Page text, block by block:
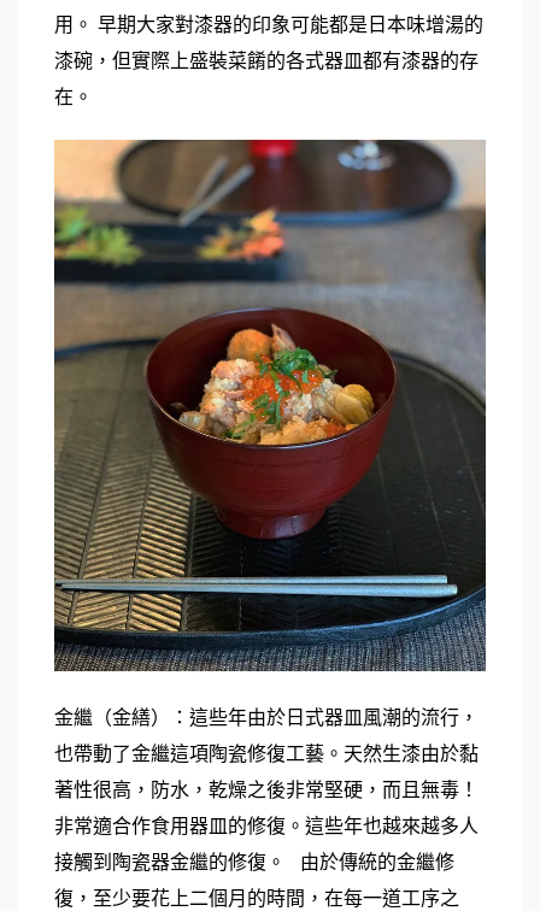
用。 早期大家對漆器的印象可能都是日本味增湯的
漆碗，但實際上盛裝菜餚的各式器皿都有漆器的存
在。
金繼（金繕）：這些年由於日式器皿風潮的流行，
也帶動了金繼這項陶瓷修復工藝。天然生漆由於黏
著性很高，防水，乾燥之後非常堅硬，而且無毒！
非常適合作食用器皿的修復。這些年也越來越多人
接觸到陶瓷器金繼的修復。   由於傳統的金繼修
復，至少要花上二個月的時間，在每一道工序之